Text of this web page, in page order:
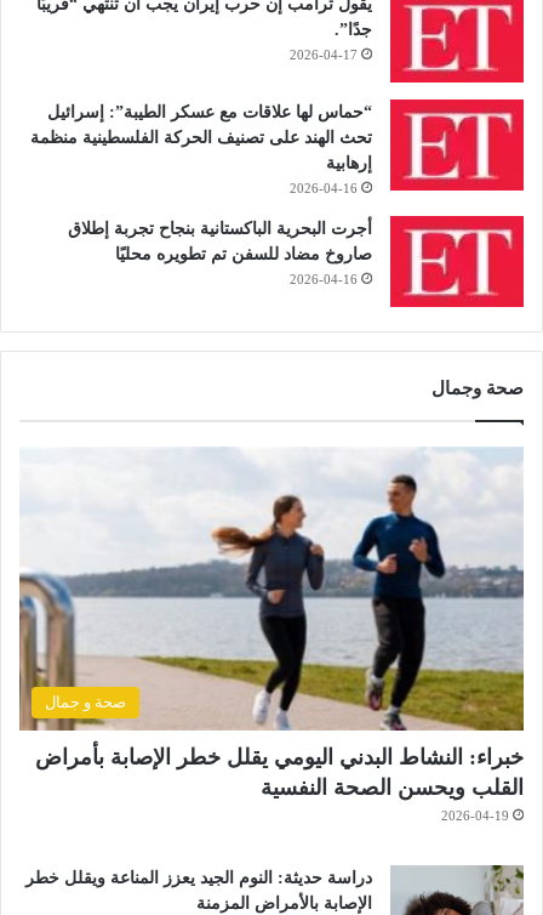
يقول ترامب إن حرب إيران يجب أن تنتهي “قريبًا
جدًا”.
2026-04-17
“حماس لها علاقات مع عسكر الطيبة”: إسرائيل
تحث الهند على تصنيف الحركة الفلسطينية منظمة
إرهابية
2026-04-16
أجرت البحرية الباكستانية بنجاح تجربة إطلاق
صاروخ مضاد للسفن تم تطويره محليًا
2026-04-16
صحة وجمال
صحة و جمال
خبراء: النشاط البدني اليومي يقلل خطر الإصابة بأمراض
القلب ويحسن الصحة النفسية
2026-04-19
دراسة حديثة: النوم الجيد يعزز المناعة ويقلل خطر
الإصابة بالأمراض المزمنة